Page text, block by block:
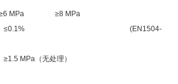
≥8 MPa
天 ≤0.1% (EN1504-
≥1.5 MPa（无处理）